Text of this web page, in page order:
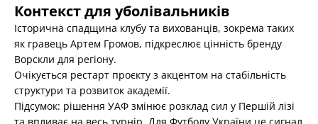
Контекст для уболівальників
Історична спадщина клубу та вихованців, зокрема таких
як гравець Артем Громов, підкреслює цінність бренду
Ворскли для регіону.
Очікується рестарт проєкту з акцентом на стабільність
структури та розвиток академії.
Підсумок: рішення УАФ змінює розклад сил у Першій лізі
та впливає на весь турнір. Для Футболу України це сигнал